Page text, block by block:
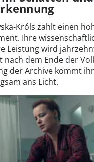
Króls zahlt einen
Ihre
Leistung wird
nach dem Ende der
der Archive kommt
ans Licht.